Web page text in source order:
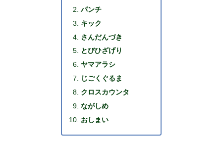
パンチ
キック
さんだんづき
とびひざげり
ヤマアラシ
じごくぐるま
クロスカウンタ
ながしめ
おしまい